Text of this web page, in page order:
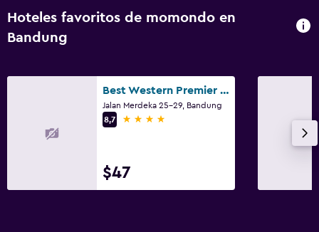
Hoteles favoritos de momondo en
Bandung
Best Western Premier La Grande Hotel
Jalan Merdeka 25-29, Bandung
8,7
4 estrellas
$47